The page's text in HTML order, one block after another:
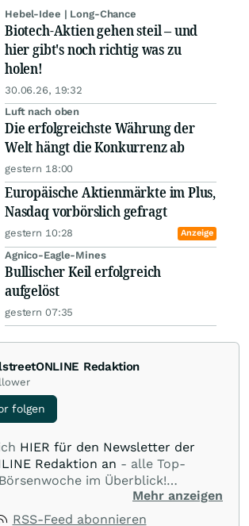
Hebel-Idee | Long-Chance
Biotech-Aktien gehen steil – und
hier gibt's noch richtig was zu
holen!
30.06.26, 19:32
Luft nach oben
Die erfolgreichste Währung der
Welt hängt die Konkurrenz ab
gestern 18:00
Europäische Aktienmärkte im Plus,
Nasdaq vorbörslich gefragt
gestern 10:28 Anzeige
Agnico-Eagle-Mines
Bullischer Keil erfolgreich
aufgelöst
gestern 07:35
Redaktion
folgen
HIER für den Newsletter der
Redaktion an - alle Top-
im Überblick!
kein wichtiges Anleger-Thema!Für
journalistischen Channel ist
Mehr anzeigen
RSS-Feed abonnieren